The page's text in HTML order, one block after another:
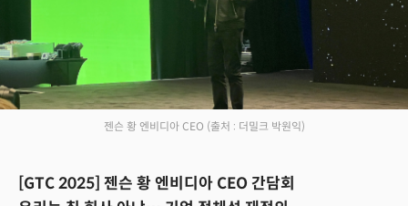
젠슨 황 엔비디아 CEO (출처 : 더밀크 박원익)
[GTC 2025] 젠슨 황 엔비디아 CEO 간담회